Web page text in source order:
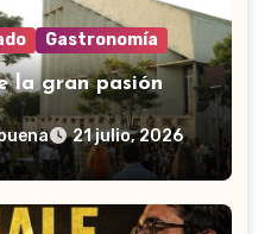
Gastronomía
la gran pasión
21 julio, 2026